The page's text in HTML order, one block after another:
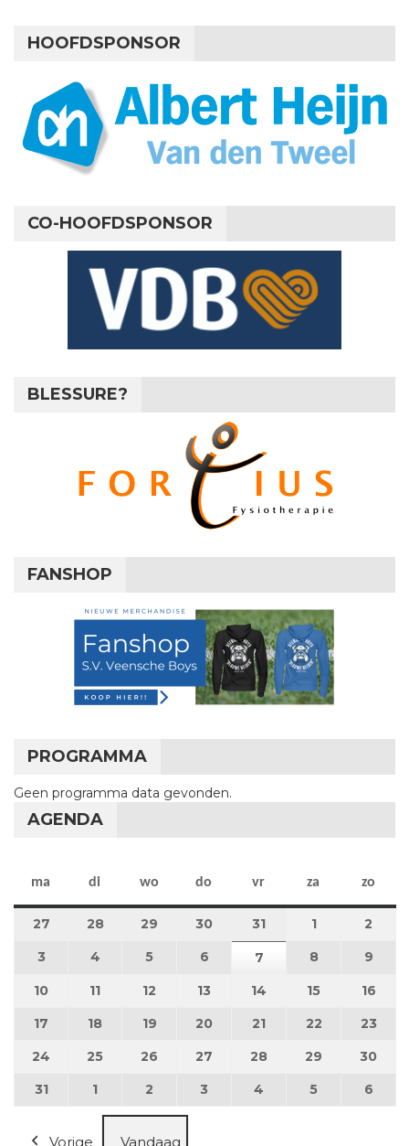
HOOFDSPONSOR
CO-HOOFDSPONSOR
BLESSURE?
FANSHOP
PROGRAMMA
Geen programma data gevonden.
AGENDA
ma maandag
di dinsdag
wo woensdag
do donderdag
vr vrijdag
za zaterdag
zo
27 27 juli 2026
28 28 juli 2026
29 29 juli 2026
30 30 juli 2026
31 31 juli 2026
11 augustus
2
3 3 augustus 2026
4 4 augustus 2026
5 5 augustus 2026
6 6 augustus 2026
7 7 augustus 2026
8 8 augustus
9
10 10 augustus 2026
11 11 augustus 2026
12 12 augustus 2026
13 13 augustus 2026
14 14 augustus 2026
15 15 16
17 17 augustus 2026
18 18 augustus 2026
19 19 augustus 2026
20 20 augustus 2026
21 21 augustus 2026
22 22 23
24 24 augustus 2026
25 25 augustus 2026
26 26 augustus 2026
27 27 augustus 2026
28 28 augustus 2026
29 29 30
3131 augustus 2026
1 1 september 2026
2 2 september 2026
3 3 september 2026
4 4 september 2026
5 5 6
Vorige Vandaag